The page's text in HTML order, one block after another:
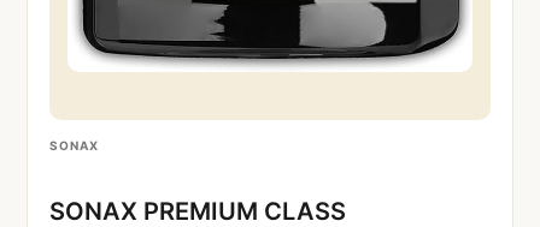
SONAX
SONAX PREMIUM CLASS